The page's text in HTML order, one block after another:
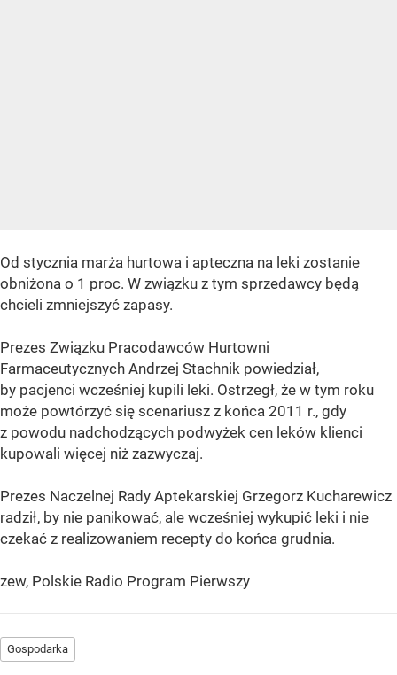
Od stycznia marża hurtowa i apteczna na leki zostanie
obniżona o 1 proc. W związku z tym sprzedawcy będą
chcieli zmniejszyć zapasy.
Prezes Związku Pracodawców Hurtowni
Farmaceutycznych Andrzej Stachnik powiedział,
by pacjenci wcześniej kupili leki. Ostrzegł, że w tym roku
może powtórzyć się scenariusz z końca 2011 r., gdy
z powodu nadchodzących podwyżek cen leków klienci
kupowali więcej niż zazwyczaj.
Prezes Naczelnej Rady Aptekarskiej Grzegorz Kucharewicz
radził, by nie panikować, ale wcześniej wykupić leki i nie
czekać z realizowaniem recepty do końca grudnia.
zew, Polskie Radio Program Pierwszy
Gospodarka